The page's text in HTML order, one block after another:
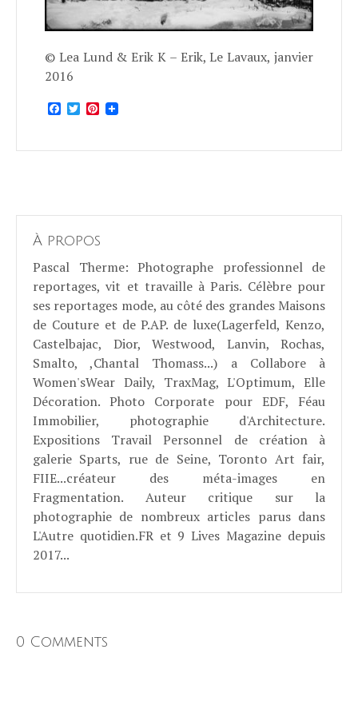
© Lea Lund & Erik K – Erik, Le Lavaux, janvier
2016
Facebook
TwitterPinterest
À propos
Pascal Therme: Photographe professionnel de
reportages, vit et travaille à Paris. Célèbre pour
ses reportages mode, au côté des grandes Maisons
de Couture et de P.AP. de luxe(Lagerfeld, Kenzo,
Castelbajac, Dior, Westwood, Lanvin, Rochas,
Smalto, ,Chantal Thomass...) a Collabore à
Women'sWear Daily, TraxMag, L'Optimum, Elle
Décoration. Photo Corporate pour EDF, Féau
Immobilier, photographie d'Architecture.
Expositions Travail Personnel de création à
galerie Sparts, rue de Seine, Toronto Art fair,
FIIE...créateur des méta-images en
Fragmentation. Auteur critique sur la
photographie de nombreux articles parus dans
L'Autre quotidien.FR et 9 Lives Magazine depuis
2017...
0 Comments